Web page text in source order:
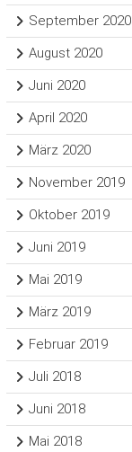
September 2020
August 2020
Juni 2020
April 2020
März 2020
November 2019
Oktober 2019
Juni 2019
Mai 2019
März 2019
Februar 2019
Juli 2018
Juni 2018
Mai 2018